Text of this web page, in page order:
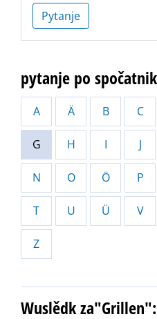
Pytanje
pytanje po
A Ä B C
G H I J
N O Ö P
T U Ü V
Z
Wuslědk